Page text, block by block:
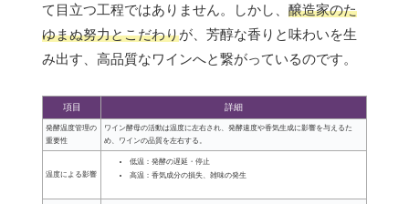
て目立つ工程ではありません。しかし、 醸造家のた
ゆまぬ努力とこだわりが、芳醇な香りと味わいを生
み出す、高品質なワインへと繋がっているのです。
項目 詳細
発酵温度管理の
重要性
ワイン酵母の活動は温度に左右され、発酵速度や香気生成に影響を与えるた
め、ワインの品質を左右する。
温度による影響
低温：発酵の遅延・停止
高温：香気成分の損失、雑味の発生